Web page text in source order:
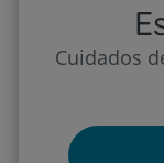
Cuidados